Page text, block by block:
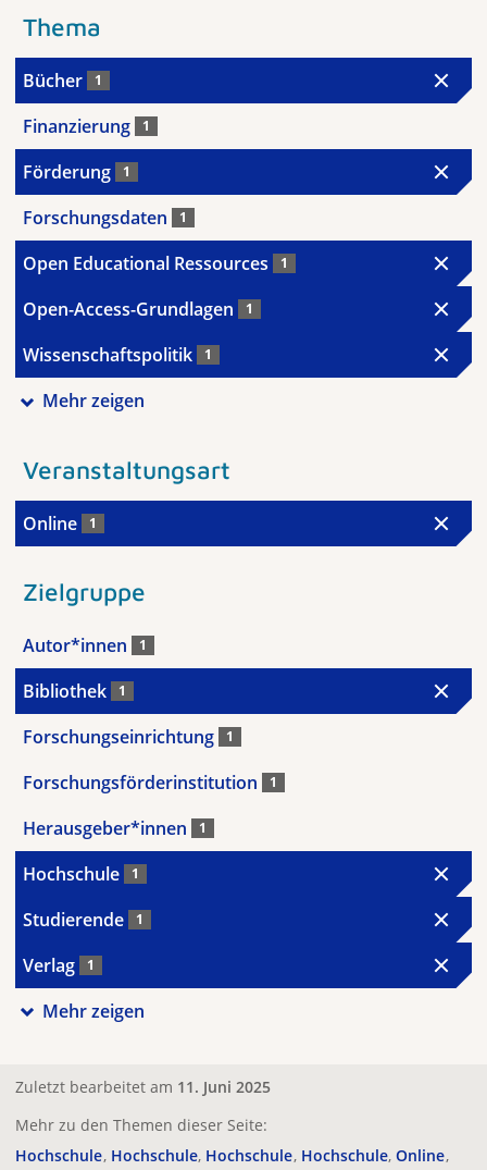
Thema
Bücher 1
Finanzierung 1
Förderung 1
Forschungsdaten 1
Open Educational Ressources 1
Open-Access-Grundlagen 1
Wissenschaftspolitik 1
Mehr zeigen
Veranstaltungsart
Online 1
Zielgruppe
Autor*innen 1
Bibliothek 1
Forschungseinrichtung 1
Forschungsförderinstitution 1
Herausgeber*innen 1
Hochschule 1
Studierende 1
Verlag 1
Mehr zeigen
Zuletzt bearbeitet am 11. Juni 2025
Mehr zu den Themen dieser Seite:
Hochschule Hochschule Hochschule Hochschule Online